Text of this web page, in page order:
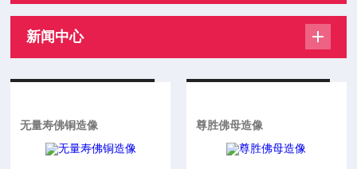
新闻中心
无量寿佛铜造像 尊胜佛母造像